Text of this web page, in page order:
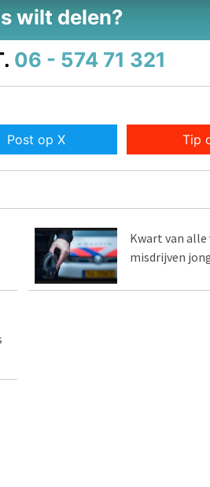
wilt delen?
06 - 574 71 321
Post op X Tip
Kwart van alle
misdrijven